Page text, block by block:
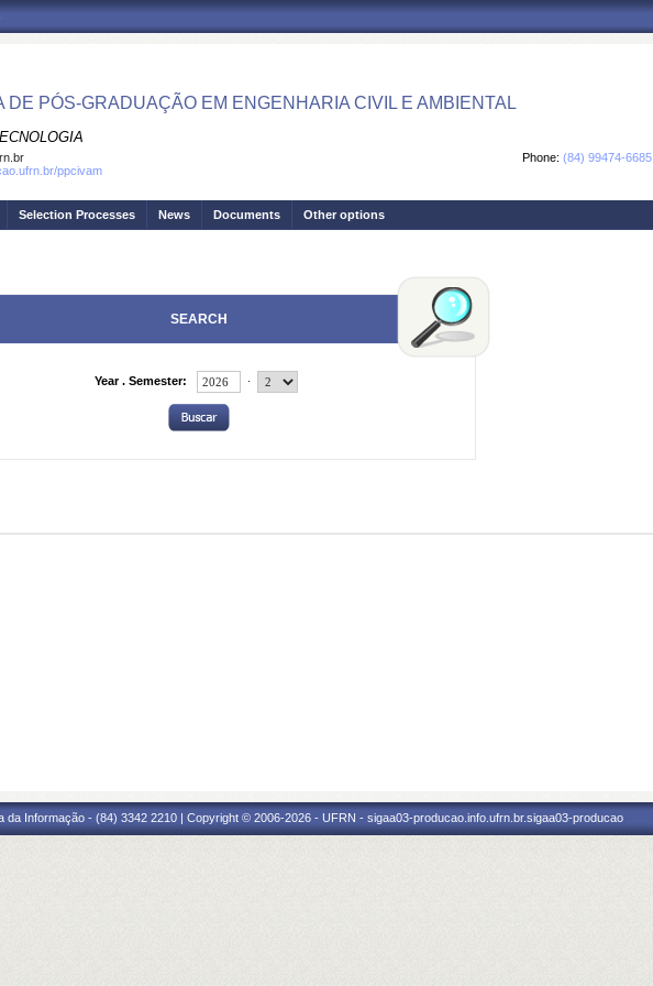
DE PÓS-GRADUAÇÃO EM ENGENHARIA CIVIL E AMBIENTAL
Phone: (84) 99474-6685
ppcivam
Selection Processes News Documents Other options
SEARCH
Year . Semester:
da Informação - (84) 3342 2210 | Copyright © 2006-2026 - UFRN - sigaa03-producao.info.ufrn.br.sigaa03-producao